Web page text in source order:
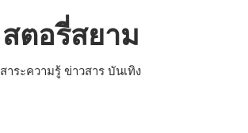
สตอรี่สยาม
สาระความรู้ ข่าวสาร บันเทิง